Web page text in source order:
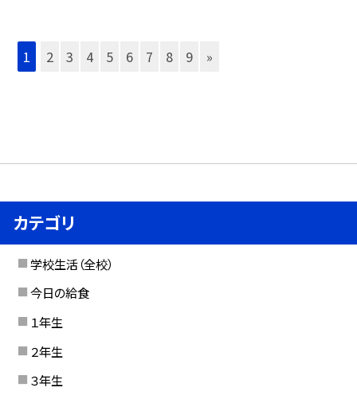
1 2 3 4 5 6 7 8 9 »
カテゴリ
学校生活（全校）
今日の給食
１年生
２年生
３年生